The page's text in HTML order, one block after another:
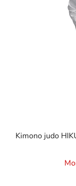
Kimono judo